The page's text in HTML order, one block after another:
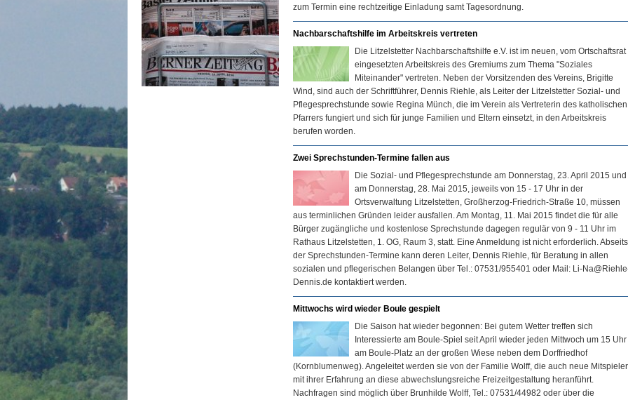
zum Termin eine rechtzeitige Einladung samt Tagesordnung.
Nachbarschaftshilfe im Arbeitskreis vertreten
Die Litzelstetter Nachbarschaftshilfe e.V. ist im neuen, vom Ortschaftsrat
eingesetzten Arbeitskreis des Gremiums zum Thema "Soziales
Miteinander" vertreten. Neben der Vorsitzenden des Vereins, Brigitte
Wind, sind auch der Schriftführer, Dennis Riehle, als Leiter der Litzelstetter Sozial- und
Pflegesprechstunde sowie Regina Münch, die im Verein als Vertreterin des katholischen
Pfarrers fungiert und sich für junge Familien und Eltern einsetzt, in den Arbeitskreis
berufen worden.
Zwei Sprechstunden-Termine fallen aus
Die Sozial- und Pflegesprechstunde am Donnerstag, 23. April 2015 und
am Donnerstag, 28. Mai 2015, jeweils von 15 - 17 Uhr in der
Ortsverwaltung Litzelstetten, Großherzog-Friedrich-Straße 10, müssen
aus terminlichen Gründen leider ausfallen. Am Montag, 11. Mai 2015 findet die für alle
Bürger zugängliche und kostenlose Sprechstunde dagegen regulär von 9 - 11 Uhr im
Rathaus Litzelstetten, 1. OG, Raum 3, statt. Eine Anmeldung ist nicht erforderlich. Abseits
der Sprechstunden-Termine kann deren Leiter, Dennis Riehle, für Beratung in allen
sozialen und pflegerischen Belangen über Tel.: 07531/955401 oder Mail: Li-
Dennis.de kontaktiert werden.
Mittwochs wird wieder Boule gespielt
Die Saison hat wieder begonnen: Bei gutem Wetter treffen sich
Interessierte am Boule-Spiel seit April wieder jeden Mittwoch um 15 Uhr
am Boule-Platz an der großen Wiese neben dem Dorffriedhof
(Kornblumenweg). Angeleitet werden sie von der Familie Wolff, die auch neue Mitspieler
mit ihrer Erfahrung an diese abwechslungsreiche Freizeitgestaltung heranführt.
Nachfragen sind möglich über Brunhilde Wolff, Tel.: 07531/44982 oder über die